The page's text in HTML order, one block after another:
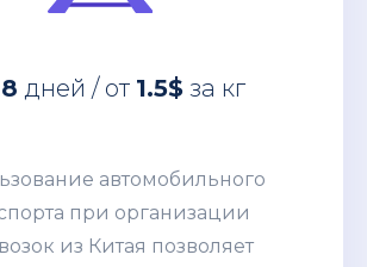
дней / от 1.5$за кг
автомобильного
при организации
из Китая позволяет
при организации